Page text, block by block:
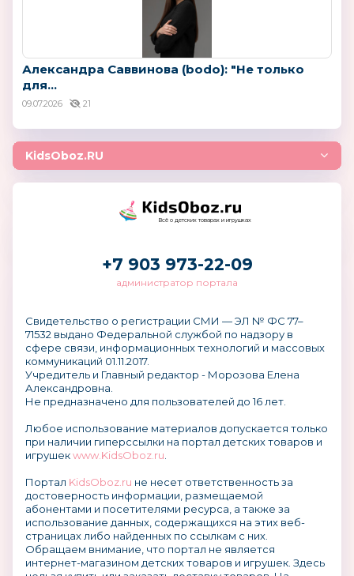
Александра Саввинова (bodo): "Не только
для...
09.07.2026 21
KidsOboz.RU
Всё о детских товарах и игрушках
+7 903 973-22-09
администратор портала
Свидетельство о регистрации СМИ — ЭЛ № ФС 77–
71532 выдано Федеральной службой по надзору в
сфере связи, информационных технологий и массовых
коммуникаций 01.11.2017.
Учредитель и Главный редактор - Морозова Елена
Александровна.
Не предназначено для пользователей до 16 лет.
Любое использование материалов допускается только
при наличии гиперссылки на портал детских товаров и
игрушекwww.KidsOboz.ru.
Портал KidsOboz.ru не несет ответственность за
достоверность информации, размещаемой
абонентами и посетителями ресурса, а также за
использование данных, содержащихся на этих веб-
страницах либо найденных по ссылкам с них.
Обращаем внимание, что портал не является
интернет-магазином детских товаров и игрушек. Здесь